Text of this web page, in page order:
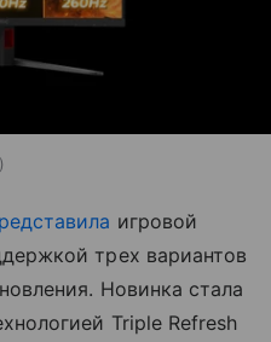
игровой
трех вариантов
Новинка стала
Triple Refresh